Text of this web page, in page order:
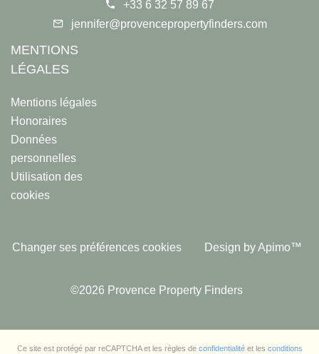
+33 6 32 57 89 67
jennifer@provencepropertyfinders.com
MENTIONS
LÉGALES
Mentions légales
Honoraires
Données
personnelles
Utilisation des
cookies
Changer ses préférences cookies Design byApimo™
©2026 Provence Property Finders
Ce site est protégé par reCAPTCHA et les règles de confidentialitéet les conditions